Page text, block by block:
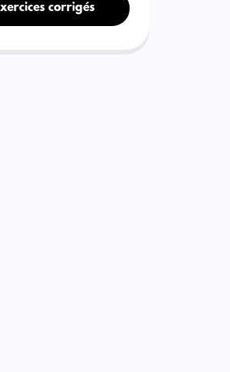
corrigés